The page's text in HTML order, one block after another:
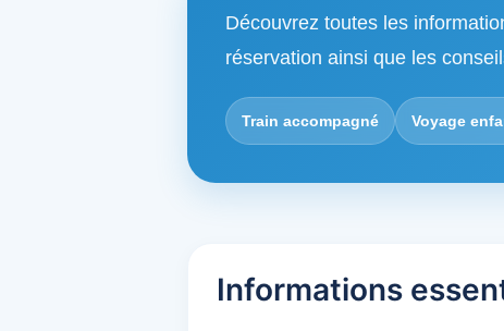
Découvrez toutes les
réservation ainsi que les
Train accompagné Voyage
Informations